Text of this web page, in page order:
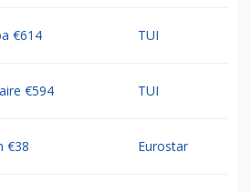
€614 TUI
€594 TUI
€38 Eurostar